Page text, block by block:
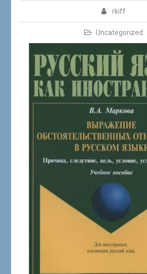
rkiff
Uncategorized